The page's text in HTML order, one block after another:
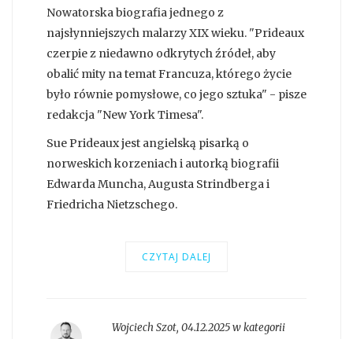
Nowatorska biografia jednego z
najsłynniejszych malarzy XIX wieku. "Prideaux
czerpie z niedawno odkrytych źródeł, aby
obalić mity na temat Francuza, którego życie
było równie pomysłowe, co jego sztuka" - pisze
redakcja "New York Timesa".
Sue Prideaux jest angielską pisarką o
norweskich korzeniach i autorką biografii
Edwarda Muncha, Augusta Strindberga i
Friedricha Nietzschego.
CZYTAJ DALEJ
Wojciech Szot, 04.12.2025 w kategorii